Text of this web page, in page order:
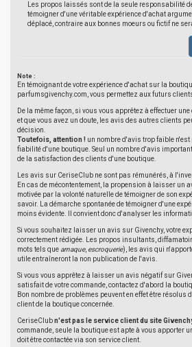
Les propos laissés sont de la seule responsabilité
témoigner d'une véritable expérience d'achat
déplacé, contraire aux bonnes moeurs ou fictif ne
Note :
En témoignant de votre expérience d'achat sur la
parfumsgivenchy.com, vous permettez aux futurs
De la même façon, si vous vous apprêtez à effectuer
et que vous avez un doute, les avis des autres clients
décision.
Toutefois, attention ! un nombre d'avis trop faible
fiabilité d'une boutique. Seul un nombre d'avis
de la satisfaction des clients d'une boutique.
Les avis sur CeriseClub ne sont pas rémunérés, à
En cas de mécontentement, la propension à laisser un
motivée par la volonté naturelle de témoigner de son
savoir. La démarche spontanée de témoigner d'une
moins évidente. Il convient donc d'analyser les
Si vous souhaitez laisser un avis sur Givenchy, votre
correctement rédigée. Les propos insultants,
mots tels que arnaque, escroquerie), les avis qui
utile entraîneront la non publication de l'avis.
Si vous vous apprêtez à laisser un avis négatif sur
satisfait de votre commande, contactez d'abord la
Bon nombre de problèmes peuvent en effet être résolus
client de la boutique concernée.
CeriseClubn'est pas le service client du site
commande, seule la boutique est apte à vous apporter
doit être contactée via son service client.